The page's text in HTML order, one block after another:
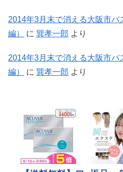
2014年3月末で消える大阪市バ
編）
に 巽孝一郎 より
2014年3月末で消える大阪市バ
編）
に 巽孝一郎 より